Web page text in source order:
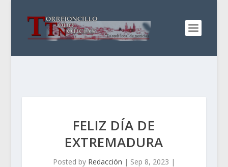
FELIZ DÍA DE
EXTREMADURA
Posted by Redacción | Sep 8, 2023 |